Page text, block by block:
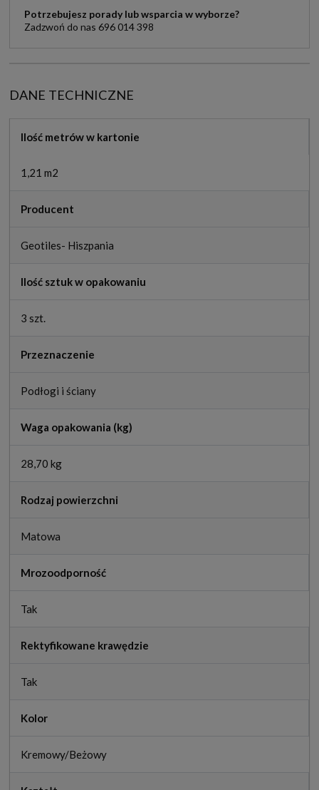
Potrzebujesz porady lub wsparcia w wyborze?
Zadzwoń do nas 696 014 398
DANE TECHNICZNE
Ilość metrów w kartonie
1,21 m2
Producent
Geotiles- Hiszpania
Ilość sztuk w opakowaniu
3 szt.
Przeznaczenie
Podłogi i ściany
Waga opakowania (kg)
28,70 kg
Rodzaj powierzchni
Matowa
Mrozoodporność
Tak
Rektyfikowane krawędzie
Tak
Kolor
Kremowy/Beżowy